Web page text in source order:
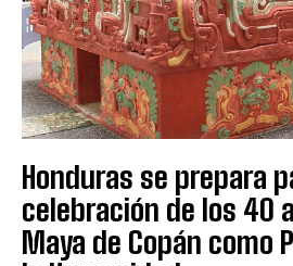
Honduras se prepara
celebración de los 40
Maya de Copán como